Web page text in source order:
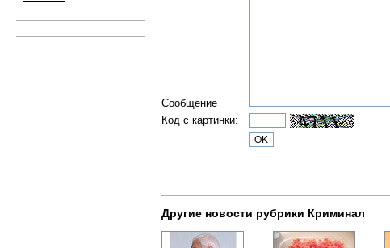
Сообщение
Код с картинки:
Другие новости рубрики Криминал